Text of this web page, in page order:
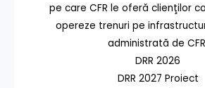
pe care CFR le oferă clienţilor
opereze trenuri pe
administrată de
DRR 2026
DRR 2027 Proiect